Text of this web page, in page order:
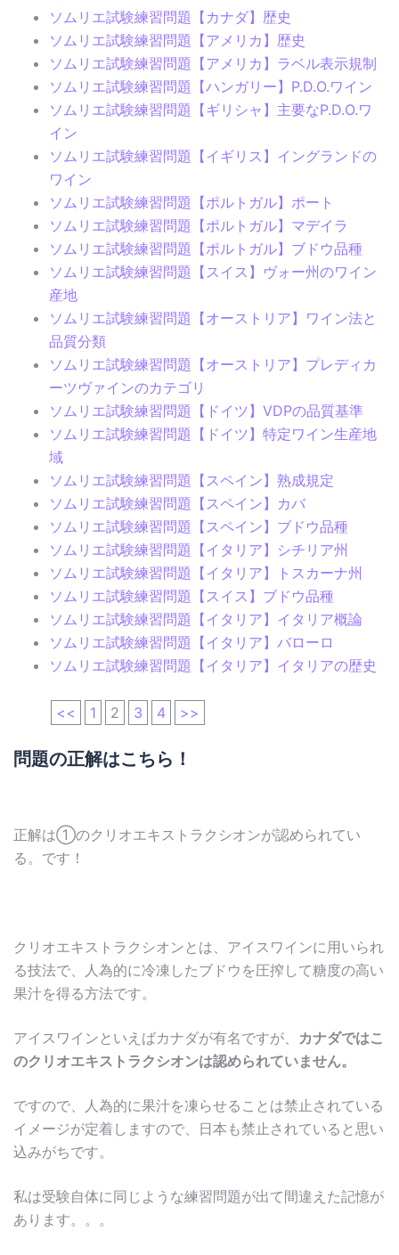
ソムリエ試験練習問題【カナダ】歴史
ソムリエ試験練習問題【アメリカ】歴史
ソムリエ試験練習問題【アメリカ】ラベル表示規制
ソムリエ試験練習問題【ハンガリー】P.D.O.ワイン
ソムリエ試験練習問題【ギリシャ】主要なP.D.O.ワ
イン
ソムリエ試験練習問題【イギリス】イングランドの
ワイン
ソムリエ試験練習問題【ポルトガル】ポート
ソムリエ試験練習問題【ポルトガル】マデイラ
ソムリエ試験練習問題【ポルトガル】ブドウ品種
ソムリエ試験練習問題【スイス】ヴォー州のワイン
産地
ソムリエ試験練習問題【オーストリア】ワイン法と
品質分類
ソムリエ試験練習問題【オーストリア】プレディカ
ーツヴァインのカテゴリ
ソムリエ試験練習問題【ドイツ】VDPの品質基準
ソムリエ試験練習問題【ドイツ】特定ワイン生産地
域
ソムリエ試験練習問題【スペイン】熟成規定
ソムリエ試験練習問題【スペイン】カバ
ソムリエ試験練習問題【スペイン】ブドウ品種
ソムリエ試験練習問題【イタリア】シチリア州
ソムリエ試験練習問題【イタリア】トスカーナ州
ソムリエ試験練習問題【スイス】ブドウ品種
ソムリエ試験練習問題【イタリア】イタリア概論
ソムリエ試験練習問題【イタリア】バローロ
ソムリエ試験練習問題【イタリア】イタリアの歴史
<< 1 2 3 4 >>
問題の正解はこちら！
正解は①のクリオエキストラクシオンが認められてい
る。です！
クリオエキストラクシオンとは、アイスワインに用いられ
る技法で、人為的に冷凍したブドウを圧搾して糖度の高い
果汁を得る方法です。
アイスワインといえばカナダが有名ですが、 カナダではこ
のクリオエキストラクシオンは認められていません。
ですので、人為的に果汁を凍らせることは禁止されている
イメージが定着しますので、日本も禁止されていると思い
込みがちです。
私は受験自体に同じような練習問題が出て間違えた記憶が
あります。。。